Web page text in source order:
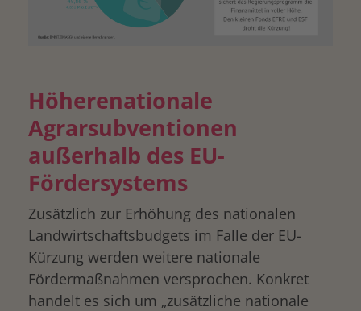
Höherenationale
Agrarsubventionen
außerhalb des EU-
Fördersystems
Zusätzlich zur Erhöhung des nationalen
Landwirtschaftsbudgets im Falle der EU-
Kürzung werden weitere nationale
Fördermaßnahmen versprochen. Konkret
handelt es sich um „zusätzliche nationale